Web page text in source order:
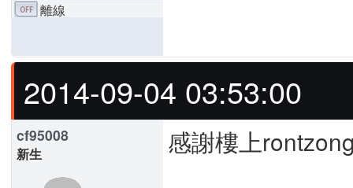
離線
2014-09-04 03:53:00
cf95008
新生
感謝樓上